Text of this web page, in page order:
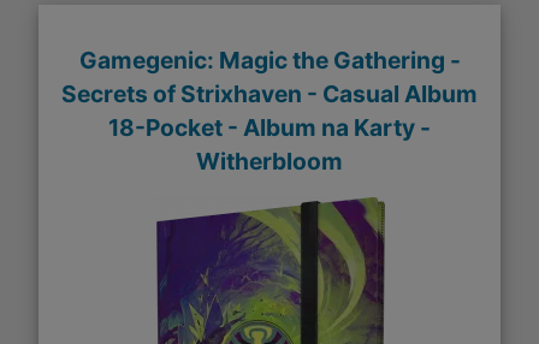
Gamegenic: Magic the Gathering -
Secrets of Strixhaven - Casual Album
18-Pocket - Album na Karty -
Witherbloom